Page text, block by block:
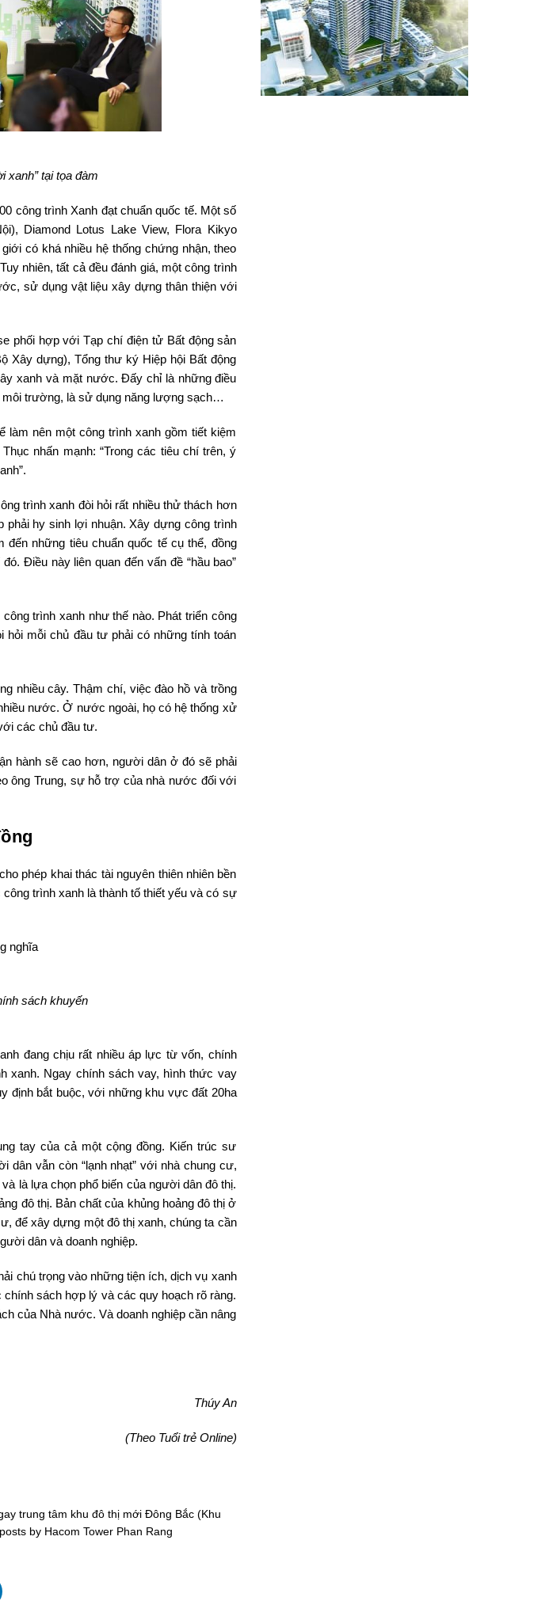
xanh” tại tọa đàm
công trình Xanh đạt chuẩn quốc tế. Một số
Diamond Lotus Lake View, Flora Kikyo
có khá nhiều hệ thống chứng nhận, theo
nhiên, tất cả đều đánh giá, một công trình
sử dụng vật liệu xây dựng thân thiện với
phối hợp với Tạp chí điện tử Bất động sản
Xây dựng), Tổng thư ký Hiệp hội Bất động
xanh và mặt nước. Đấy chỉ là những điều
môi trường, là sử dụng năng lượng sạch…
làm nên một công trình xanh gồm tiết kiệm
nhấn mạnh: “Trong các tiêu chí trên, ý
trình xanh đòi hỏi rất nhiều thử thách hơn
hy sinh lợi nhuận. Xây dựng công trình
đến những tiêu chuẩn quốc tế cụ thể, đồng
Điều này liên quan đến vấn đề “hầu bao”
trình xanh như thế nào. Phát triển công
mỗi chủ đầu tư phải có những tính toán
nhiều cây. Thậm chí, việc đào hồ và trồng
nước. Ở nước ngoài, họ có hệ thống xử
các chủ đầu tư.
hành sẽ cao hơn, người dân ở đó sẽ phải
ông Trung, sự hỗ trợ của nhà nước đối với
phép khai thác tài nguyên thiên nhiên bền
trình xanh là thành tố thiết yếu và có sự
sách khuyến
đang chịu rất nhiều áp lực từ vốn, chính
xanh. Ngay chính sách vay, hình thức vay
định bắt buộc, với những khu vực đất 20ha
tay của cả một cộng đồng. Kiến trúc sư
dân vẫn còn “lạnh nhạt” với nhà chung cư,
là lựa chọn phổ biến của người dân đô thị.
đô thị. Bản chất của khủng hoảng đô thị ở
để xây dựng một đô thị xanh, chúng ta cần
dân và doanh nghiệp.
chú trọng vào những tiện ích, dịch vụ xanh
sách hợp lý và các quy hoạch rõ ràng.
của Nhà nước. Và doanh nghiệp cần nâng
Thúy An
(Theo Tuổi trẻ Online)
trung tâm khu đô thị mới Đông Bắc (Khu
by Hacom Tower Phan Rang